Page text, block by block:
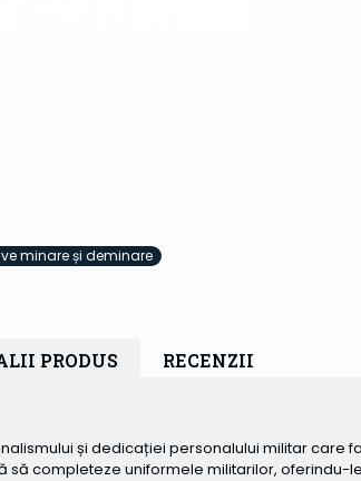
minare și deminare
PRODUS RECENZII
și dedicației personalului militar
completeze uniformele militarilor, oferindu-